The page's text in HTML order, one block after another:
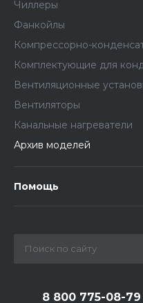
Чиллеры
Фанкойлы
Компрессорно-
Комплектующие для
Вентиляционные
Вентиляторы
Канальные нагреватели
Архив моделей
Помощь
8 800 775-08-79